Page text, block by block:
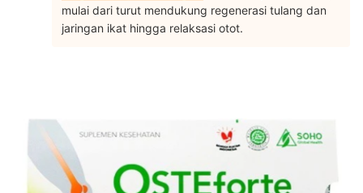
mulai dari turut mendukung regenerasi tulang dan
jaringan ikat hingga relaksasi otot.